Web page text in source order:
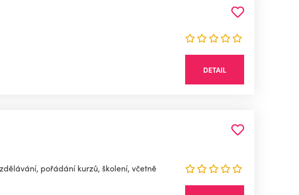
DETAIL
pořádání kurzů, školení, včetně